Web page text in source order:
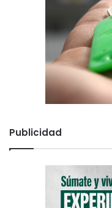
Publicidad